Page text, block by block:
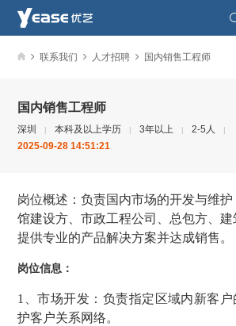
联系我们 人才招聘 国内销售工程师
国内销售工程师
深圳 | 本科及以上学历 | 3年以上 | 2-5人 |
2025-09-28 14:51:21
岗位概述：负责国内市场的开发与维
馆建设方、市政工程公司、总包方、建
提供专业的产品解决方案并达成销售。
岗位信息：
1、市场开发：负责指定区域内新客
护客户关系网络。